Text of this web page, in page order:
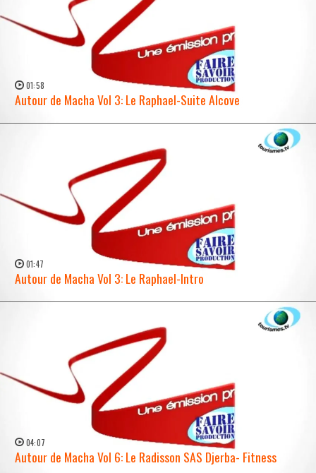
01:58
Autour de Macha Vol 3: Le Raphael-Suite Alcove
01:47
Autour de Macha Vol 3: Le Raphael-Intro
04:07
Autour de Macha Vol 6: Le Radisson SAS Djerba- Fitness